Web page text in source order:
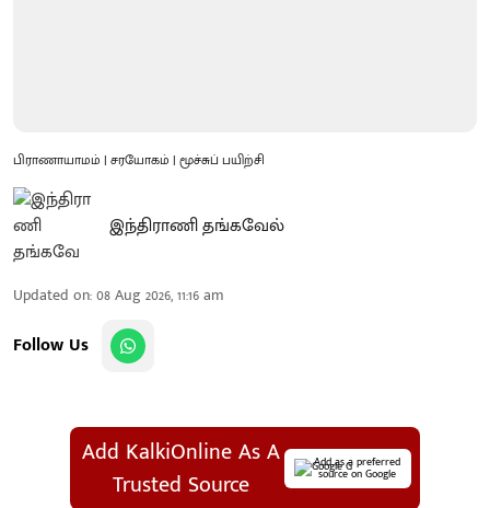
பிராணாயாமம் | சரயோகம் | மூச்சுப் பயிற்சி
இந்திராணி தங்கவேல்
Updated on:08 Aug 2026, 11:16 am
Follow Us
Add KalkiOnline As A
Trusted Source
Add as a preferred
source on Google